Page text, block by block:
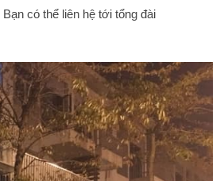
có thể liên hệ tới tổng đài